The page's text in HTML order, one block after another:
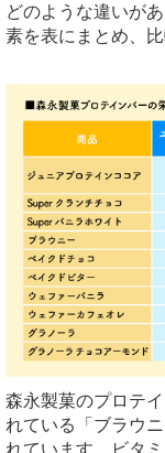
どのような違いが
素を表にまとめ、
森永製菓のプロテ
れている「ブラウ